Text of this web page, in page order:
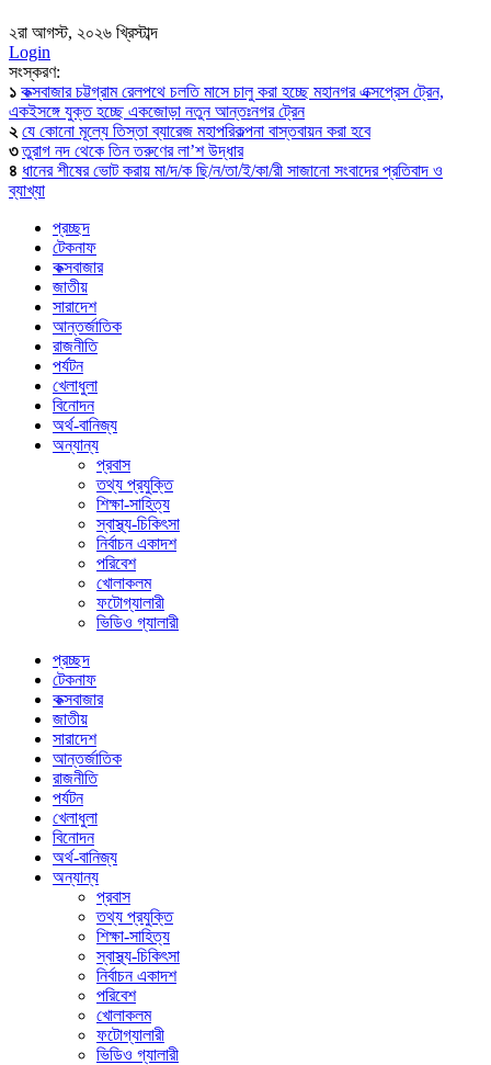
২রা আগস্ট, ২০২৬ খ্রিস্টাব্দ
Login
সংস্করণ:
১ কক্সবাজার চট্টগ্রাম রেলপথে চলতি মাসে চালু করা হচ্ছে মহানগর এক্সপ্রেস ট্রেন,
একইসঙ্গে যুক্ত হচ্ছে একজোড়া নতুন আন্তঃনগর ট্রেন
২ যে কোনো মূল্যে তিস্তা ব্যারেজ মহাপরিকল্পনা বাস্তবায়ন করা হবে
৩ তুরাগ নদ থেকে তিন তরুণের লা’শ উদ্ধার
৪ ধানের শীষের ভোট করায় মা/দ/ক ছি/ন/তা/ই/কা/রী সাজানো সংবাদের প্রতিবাদ ও
ব্যাখ্যা
প্রচ্ছদ
টেকনাফ
কক্সবাজার
জাতীয়
সারাদেশ
আন্তর্জাতিক
রাজনীতি
পর্যটন
খেলাধুলা
বিনোদন
অর্থ-বানিজ্য
অন্যান্য
প্রবাস
তথ্য প্রযুক্তি
শিক্ষা-সাহিত্য
স্বাস্থ্য-চিকিৎসা
নির্বাচন একাদশ
পরিবেশ
খোলাকলম
ফটোগ্যালারী
ভিডিও গ্যালারী
প্রচ্ছদ
টেকনাফ
কক্সবাজার
জাতীয়
সারাদেশ
আন্তর্জাতিক
রাজনীতি
পর্যটন
খেলাধুলা
বিনোদন
অর্থ-বানিজ্য
অন্যান্য
প্রবাস
তথ্য প্রযুক্তি
শিক্ষা-সাহিত্য
স্বাস্থ্য-চিকিৎসা
নির্বাচন একাদশ
পরিবেশ
খোলাকলম
ফটোগ্যালারী
ভিডিও গ্যালারী